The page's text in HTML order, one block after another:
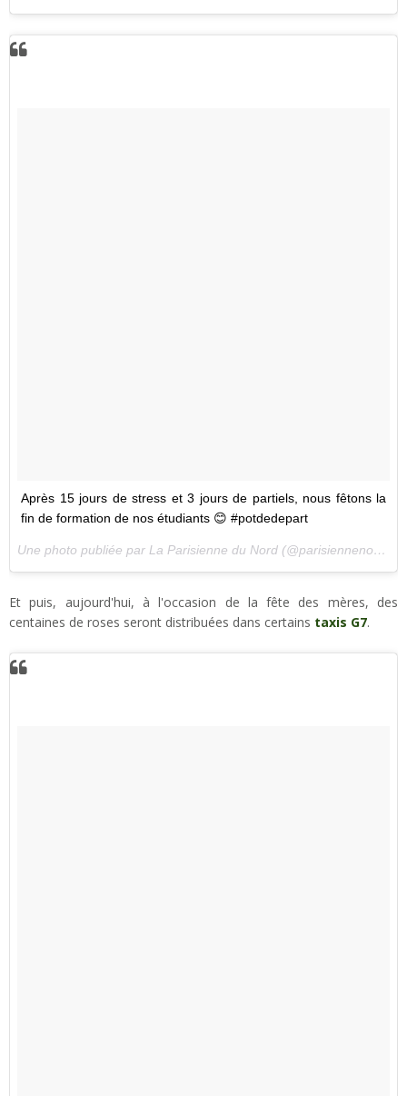
Après 15 jours de stress et 3 jours de partiels, nous fêtons la
fin de formation de nos étudiants 😊 #potdedepart
Une photo publiée par La Parisienne du Nord (@parisiennenord) le
Et puis, aujourd'hui, à l'occasion de la fête des mères, des
centaines de roses seront distribuées dans certains taxis G7.